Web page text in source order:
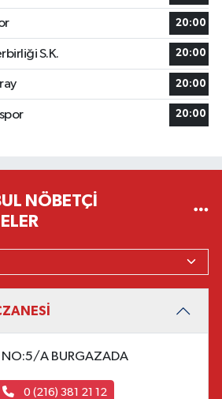
20:00
S.K. 20:00
20:00
20:00
NÖBETÇI
NO:5/A BURGAZADA
0 (216) 381 21 12